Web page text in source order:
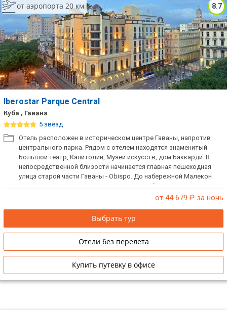
8.7
от аэропорта 20 км
Iberostar Parque Central
Куба , Гавана
5 звёзд
Отель расположен в историческом центре Гаваны, напротив
центрального парка. Рядом с отелем находятся знаменитый
Большой театр, Капитолий, Музей искусств, дом Баккарди. В
непосредственной близости начинается главная пешеходная
улица старой части Гаваны - Obispo. До набережной Малекон
можно дойти за 10-15 минут по тенистому бульвару Прадо.
от 44 679 ₽ за ночь
Выбрать тур
Отели без перелета
Купить путевку в офисе